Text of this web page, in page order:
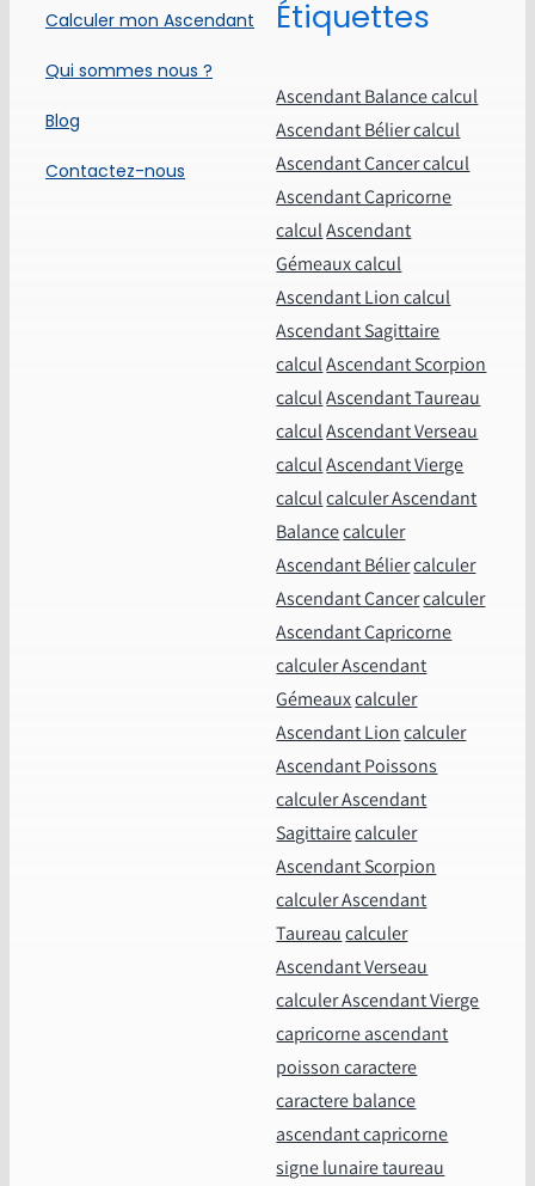
Calculer mon Ascendant
Qui sommes nous ?
Blog
Contactez-nous
Étiquettes
Ascendant Balance calcul
Ascendant Bélier calcul
Ascendant Cancer calcul
Ascendant Capricorne
calculAscendant
Gémeaux calcul
Ascendant Lion calcul
Ascendant Sagittaire
calculAscendant Scorpion
calculAscendant Taureau
calculAscendant Verseau
calculAscendant Vierge
calculcalculer Ascendant
Balancecalculer
Ascendant Béliercalculer
Ascendant Cancercalculer
Ascendant Capricorne
calculer Ascendant
Gémeauxcalculer
Ascendant Lion calculer
Ascendant Poissons
calculer Ascendant
Sagittairecalculer
Ascendant Scorpion
calculer Ascendant
Taureau calculer
Ascendant Verseau
calculer Ascendant Vierge
capricorne ascendant
poisson caractere
caractere balance
ascendant capricorne
signe lunaire taureau